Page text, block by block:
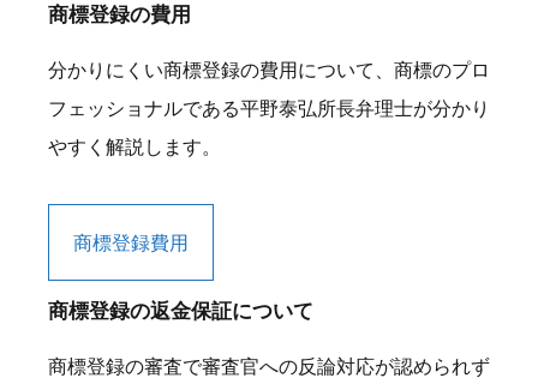
商標登録の費用
分かりにくい商標登録の費用について、商標のプロ
フェッショナルである平野泰弘所長弁理士が分かり
やすく解説します。
商標登録費用
商標登録の返金保証について
商標登録の審査で審査官への反論対応が認められず